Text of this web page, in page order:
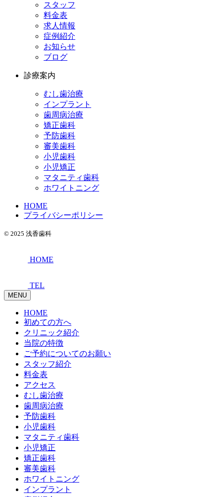
スタッフ
料金表
求人情報
症例紹介
お知らせ
ブログ
診療案内
むし歯治療
インプラント
歯周病治療
矯正歯科
予防歯科
審美歯科
小児歯科
小児矯正
マタニティ歯科
ホワイトニング
HOME
プライバシーポリシー
© 2025 浅香歯科
HOME
TEL
MENU
HOME
初めての方へ
クリニック紹介
当院の特徴
ご予約についてのお願い
スタッフ紹介
料金表
アクセス
むし歯治療
歯周病治療
予防歯科
小児歯科
マタニティ歯科
小児矯正
矯正歯科
審美歯科
ホワイトニング
インプラント